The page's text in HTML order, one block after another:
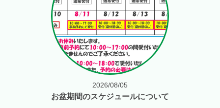
2026/08/05
お盆期間のスケジュールについて